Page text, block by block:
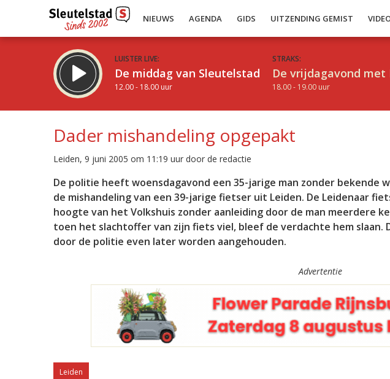
NIEUWS AGENDA GIDS UITZENDING GEMIST
LUISTER LIVE:
De middag van Sleutelstad
12.00 - 18.00 uur
STRAKS:
De vrijdagavond met
18.00 - 19.00 uur
Inklappen
Dader mishandeling opgepakt
Leiden, 9 juni 2005 om 11:19 uur door de redactie
De politie heeft woensdagavond een 35-jarige man zonder bekende
de mishandeling van een 39-jarige fietser uit Leiden. De Leidenaar
hoogte van het Volkshuis zonder aanleiding door de man meerdere
toen het slachtoffer van zijn fiets viel, bleef de verdachte hem slaan.
door de politie even later worden aangehouden.
Advertentie
Leiden